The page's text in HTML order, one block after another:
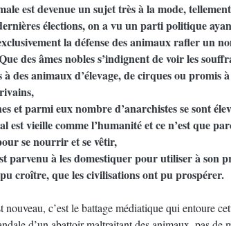
est devenue un sujet très à la mode,
élections, on a vu un parti politique
la défense des animaux rafler un
des âmes nobles s’indignent de voir les
à des animaux d’élevage, de cirques ou
et parmi eux nombre d’anarchistes se sont
est vieille comme l’humanité et ce n’est que
se nourrir et se vêtir,
parvenu à les domestiquer pour utiliser à son
croître, que les civilisations ont pu prospérer.
nouveau, c’est le battage médiatique qui entoure